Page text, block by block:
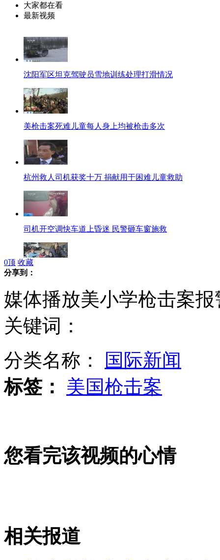
大家都在看
最新视频
沈阳军区坦克驾驶员雪地训练处理打滑情况
美枪击案死难儿童每人身上均被枪击多次
杭州救人司机获奖十万 捐献用于困难儿童救助
司机开空调快车道上昏迷 民警砸车窗施救
蠢贼半夜偷200斤重洗衣机 吵醒全楼
男子攒钱随身携带遭人劫杀
女孩北京地铁殴打老人 痛下狠手拳打脚踢
0顶 收藏
分享到：
媒体播放美小学枪击案报
关键词：
分类名称：
国际新闻
标签：
美国枪击案
您看完该视频的心情
相关报道